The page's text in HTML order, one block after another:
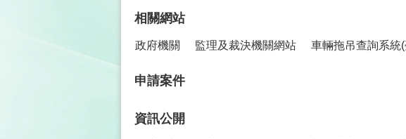
相關網站
政府機關 監理及裁決機關網站 車輛拖吊查詢系統
申請案件
資訊公開